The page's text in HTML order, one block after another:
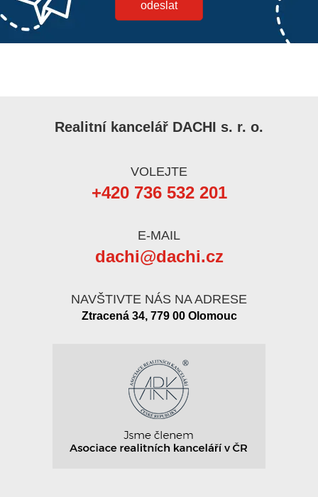
Realitní kancelář DACHI s. r. o.
VOLEJTE
+420 736 532 201
E-MAIL
dachi@dachi.cz
NAVŠTIVTE NÁS NA ADRESE
Ztracená 34, 779 00 Olomouc